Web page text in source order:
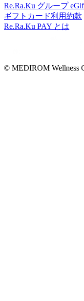
Re.Ra.Ku グループ
ギフトカード利用約款
Re.Ra.Ku PAY とは
© MEDIROM Wellness